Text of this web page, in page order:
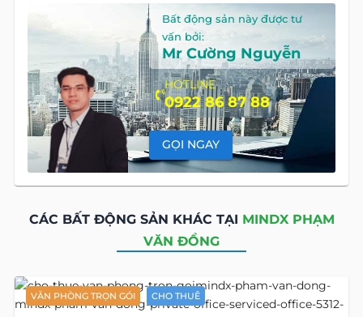
Bất động sản này được tư
vấn bởi:
Mr Cường Nguyễn
HOTLINE
0922 86 87 88
GỌI NGAY
CÁC BẤT ĐỘNG SẢN KHÁC TẠI MINDX PHẠM
VĂN ĐỒNG
VĂN PHÒNG TRỌN GÓI CHO THUÊ